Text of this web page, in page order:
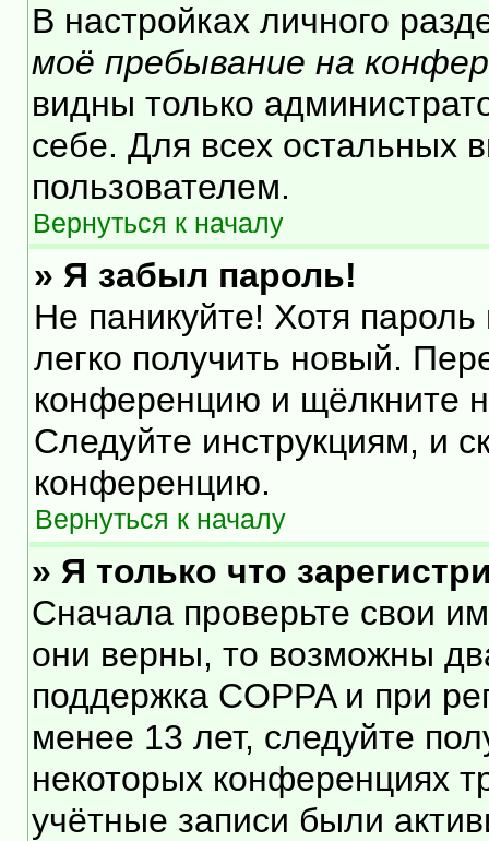
В настройках личного
моё пребывание на
видны только
себе. Для всех остальных
пользователем.
Вернуться к началу
» Я забыл пароль!
Не паникуйте! Хотя
легко получить новый.
конференцию и щёлкните
Следуйте инструкциям, и
конференцию.
Вернуться к началу
» Я только что
Сначала проверьте свои
они верны, то возможны
поддержка COPPA и при
менее 13 лет, следуйте
некоторых конференциях
учётные записи были